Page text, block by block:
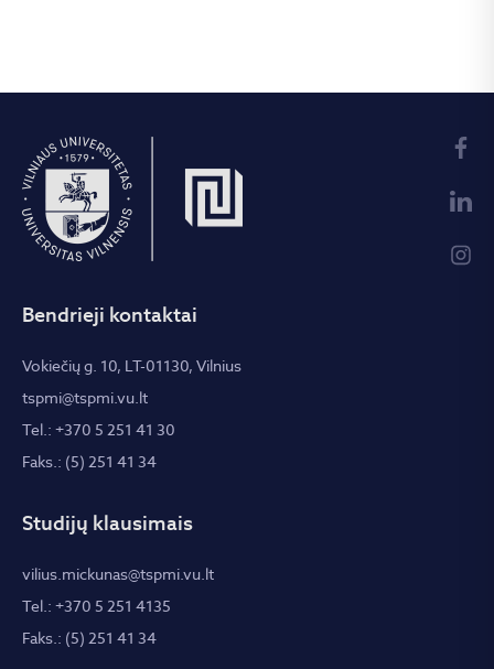
Bendrieji kontaktai
Vokiečių g. 10, LT-01130, Vilnius
tspmi@tspmi.vu.lt
Tel.: +370 5 251 41 30
Faks.: (5) 251 41 34
Studijų klausimais
vilius.mickunas@tspmi.vu.lt
Tel.: +370 5 251 4135
Faks.: (5) 251 41 34